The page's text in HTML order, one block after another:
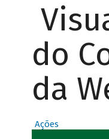
do
da
Ações